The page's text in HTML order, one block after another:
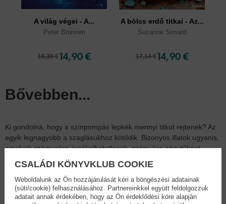
A világ végei - A...
Peter Brannen
16,39 € 14,90 €
A bölcs erdő titkai - Az...
Suzanne Simard
17,14 € 14,90 €
Bővebben...
Ki gondolná, hogy a színpompás lepkék mennyi titkot rejtenek? Az
egyik legnagyobb a szaglásukhoz kötődik. Bizonyos illatok ugyanis,
amelyek számunkra érzékelhetetlenek, számukra iránytűként
szolgálnak, amelyeket követve megtalálják a párjukat és a
tápnövényüket. Csápjuk érzékenyebben reagál ezekre az
illatanyagokra, kiváltképpen a feromonokra, mint egy modern
műszer.
CSALÁDI KÖNYVKLUB COOKIE
Weboldalunk az Ön hozzájárulását kéri a böngészési adatainak
(süti/cookie) felhasználásához. Partnereinkkel együtt feldolgozzuk
adatait annak érdekében, hogy az Ön érdeklődési köre alapján